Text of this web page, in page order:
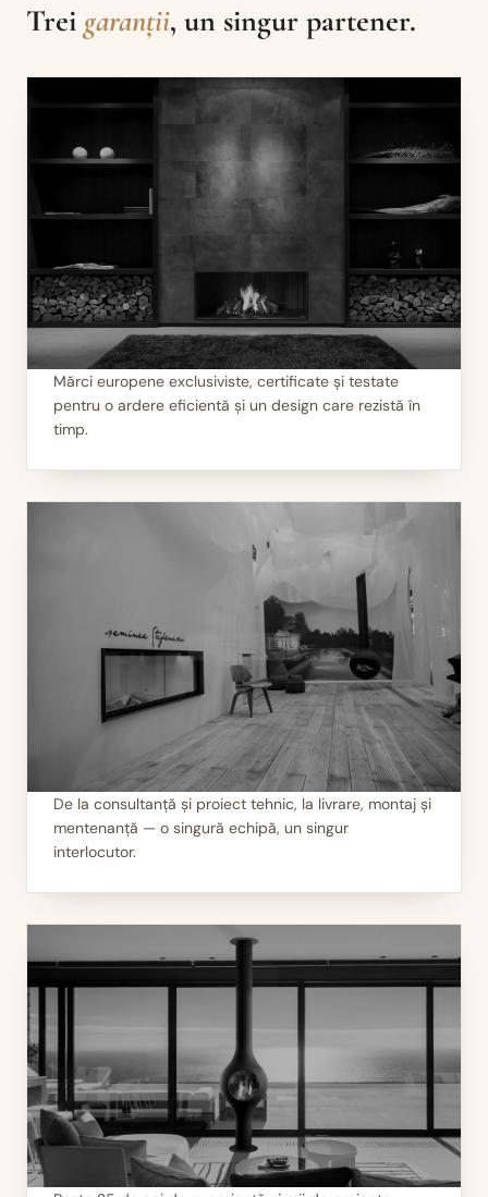
Trei garanții, un singur partener.
I
Calitate garantată
Mărci europene exclusiviste, certificate și testate
pentru o ardere eficientă și un design care rezistă în
timp.
II
Servicii 360°
De la consultanță și proiect tehnic, la livrare, montaj și
mentenanță — o singură echipă, un singur
interlocutor.